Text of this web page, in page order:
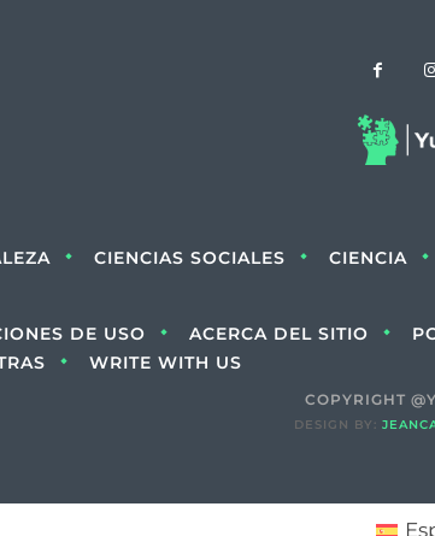
CIENCIAS SOCIALES CIENCIA
DE USO ACERCA DEL SITIO
WRITE WITH US
COPYRIGHT
DESIGN BY: